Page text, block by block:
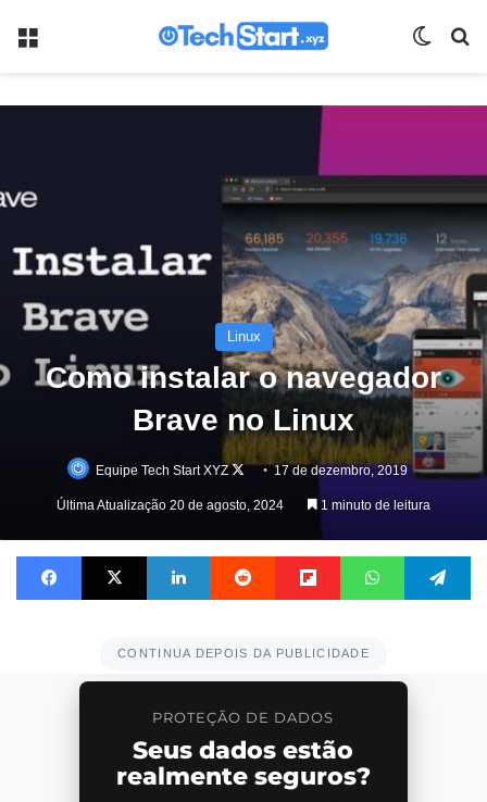
Linux
Como instalar o navegador
Brave no Linux
Equipe Tech Start XYZ
Follow17 de dezembro, 2019
Última Atualização 20 de agosto, 2024 1 minuto de leitura
Facebook X Linkedin Reddit Flipboard WhatsApp
CONTINUA DEPOIS DA PUBLICIDADE
PROTEÇÃO DE DADOS
Seus dados estão
realmente seguros?